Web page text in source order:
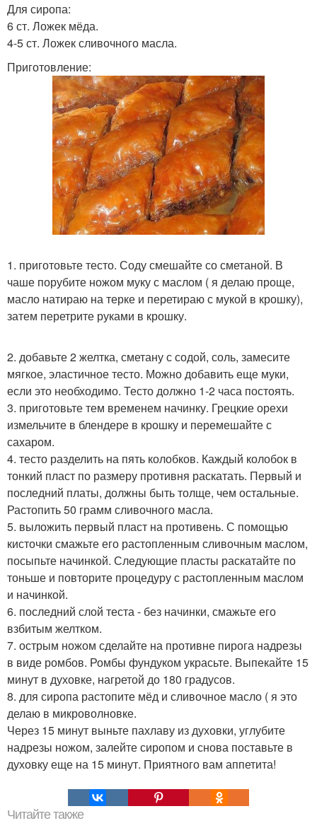
Для сиропа:
6 ст. Ложек мёда.
4-5 ст. Ложек сливочного масла.
Приготовление:
1. приготовьте тесто. Соду смешайте со сметаной. В
чаше порубите ножом муку с маслом ( я делаю проще,
масло натираю на терке и перетираю с мукой в крошку),
затем перетрите руками в крошку.
2. добавьте 2 желтка, сметану с содой, соль, замесите
мягкое, эластичное тесто. Можно добавить еще муки,
если это необходимо. Тесто должно 1-2 часа постоять.
3. приготовьте тем временем начинку. Грецкие орехи
измельчите в блендере в крошку и перемешайте с
сахаром.
4. тесто разделить на пять колобков. Каждый колобок в
тонкий пласт по размеру противня раскатать. Первый и
последний платы, должны быть толще, чем остальные.
Растопить 50 грамм сливочного масла.
5. выложить первый пласт на противень. С помощью
кисточки смажьте его растопленным сливочным маслом,
посыпьте начинкой. Следующие пласты раскатайте по
тоньше и повторите процедуру с растопленным маслом
и начинкой.
6. последний слой теста - без начинки, смажьте его
взбитым желтком.
7. острым ножом сделайте на противне пирога надрезы
в виде ромбов. Ромбы фундуком украсьте. Выпекайте 15
минут в духовке, нагретой до 180 градусов.
8. для сиропа растопите мёд и сливочное масло ( я это
делаю в микроволновке.
Через 15 минут выньте пахлаву из духовки, углубите
надрезы ножом, залейте сиропом и снова поставьте в
духовку еще на 15 минут. Приятного вам аппетита!
Читайте также